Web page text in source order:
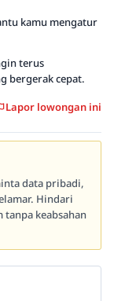
kamu mengatur
terus
bergerak cepat.
Lapor lowongan ini
data pribadi,
Hindari
tanpa keabsahan